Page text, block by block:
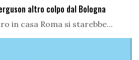
altro colpo dal Bologna
in casa Roma si starebbe...